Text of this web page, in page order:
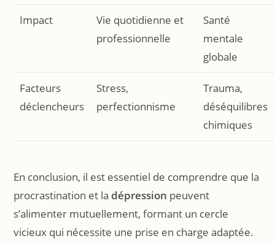
Impact
Vie quotidienne et
professionnelle
Santé
mentale
globale
Facteurs
déclencheurs
Stress,
perfectionnisme
Trauma,
déséquilibres
chimiques
En conclusion, il est essentiel de comprendre que la
procrastination et la dépression peuvent
s’alimenter mutuellement, formant un cercle
vicieux qui nécessite une prise en charge adaptée.